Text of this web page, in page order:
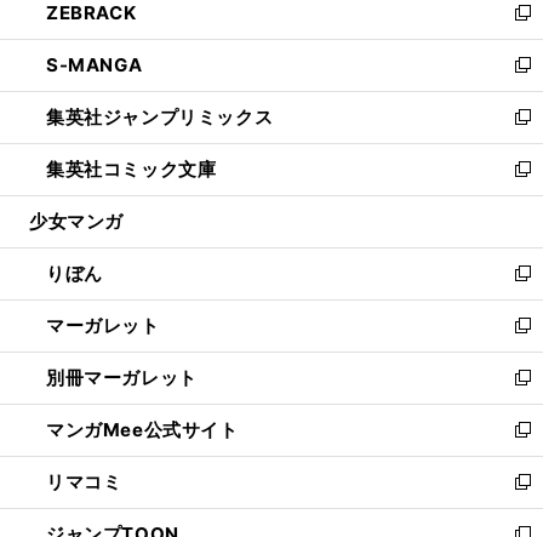
く
で
開
く
ド
ウ
で
開
く
ィ
ン
ド
ウ
で
開
く
い
ウ
ィ
ン
ド
ウ
で
開
ZEBRACK
新
し
い
ウ
ィ
ン
ド
ウ
開
く
S-MANGA
新
し
い
ウ
ィ
ン
ウ
で
開
く
集英社ジャンプリミックス
新
し
い
ウ
ン
ド
ウ
で
開
く
集英社コミック文庫
新
し
ウ
ィ
ン
ド
ウ
で
開
く
少女マンガ
りぼん
新
し
い
ウ
ィ
ン
ド
ウ
で
開
マーガレット
新
し
い
ウ
ィ
ン
ド
ウ
別冊マーガレット
新
し
い
ウ
ィ
ン
マンガMee公式サイト
新
し
い
ウ
リマコミ
新
し